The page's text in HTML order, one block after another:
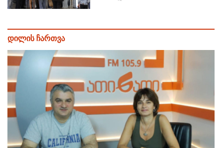
დილის ჩართვა